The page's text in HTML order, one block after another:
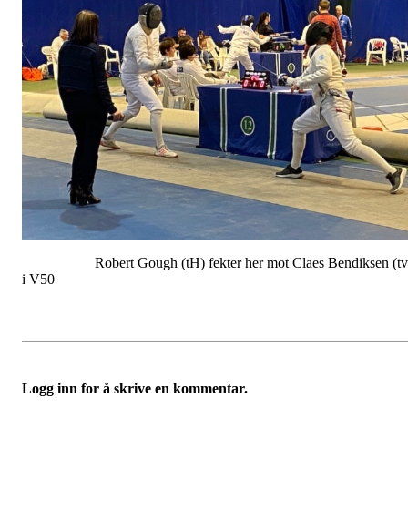
Robert Gough (tH) fekter her mot Claes Bendiksen
i V50
Logg inn for å skrive en kommentar.